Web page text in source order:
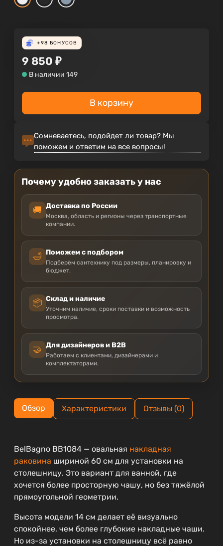
+98 БОНУСОВ
9 850 ₽
В наличии 149
В корзину
Сомневаетесь, подойдет ли товар? Мы
поможем и ответим на все вопросы!
Почему удобно заказать у нас
🚚 Доставка по России
Москва, область и регионы через транспортные
компании.
🛁 Поможем с подбором
Подберём сантехнику под размеры, планировку и
бюджет.
📦 Склад и наличие
Уточним наличие, сроки поставки и возможность
просмотра.
🤝 Для дизайнеров и B2B
Работаем с клиентами, дизайнерами и
комплектаторами.
Обзор Характеристики Отзывы (0)
BelBagno BB1084 — овальная накладная
раковина шириной 60 см для установки на
столешницу. Это вариант для ванной, где
хочется более просторную чашу, но без тяжёлой
прямоугольной геометрии.
Высота модели 14 см делает её визуально
спокойнее, чем более глубокие накладные чаши.
Но из-за установки на столешницу всё равно